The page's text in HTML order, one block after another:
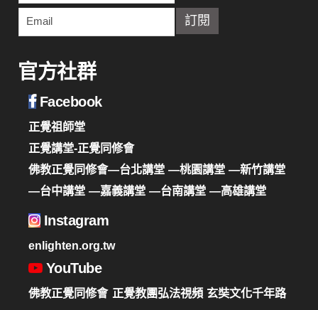
官方社群
Facebook
正覺祖師堂
正覺講堂-正覺同修會
佛教正覺同修會—台北講堂 —桃園講堂 —新竹講堂
—台中講堂 —嘉義講堂 —台南講堂 —高雄講堂
Instagram
enlighten.org.tw
YouTube
佛教正覺同修會 正覺教團弘法視頻 玄奘文化千年路